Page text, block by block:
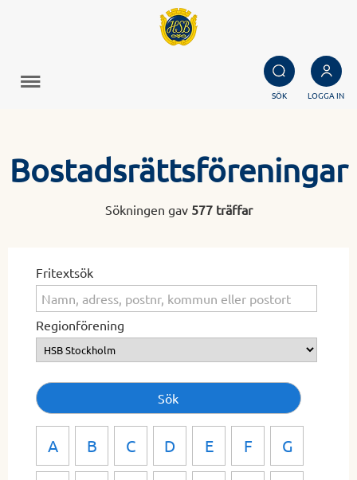
SÖK LOGGA IN
Bostadsrättsföreningar
Sökningen gav 577 träffar
Fritextsök
Regionförening
A B C D E F G